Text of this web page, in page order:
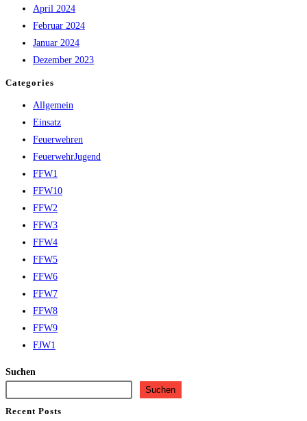
April 2024
Februar 2024
Januar 2024
Dezember 2023
Categories
Allgemein
Einsatz
Feuerwehren
FeuerwehrJugend
FFW1
FFW10
FFW2
FFW3
FFW4
FFW5
FFW6
FFW7
FFW8
FFW9
FJW1
Suchen
Suchen
Recent Posts